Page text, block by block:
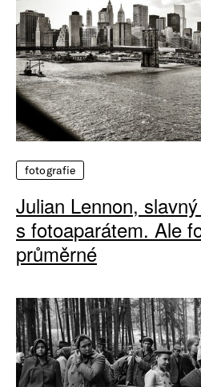
fotografie
Julian Lennon,
s fotoaparátem. Ale
průměrné